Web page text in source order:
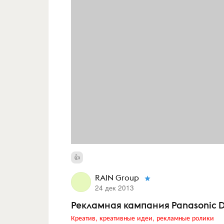
RAIN Group
24 дек 2013
Рекламная кампания Panasonic
Креатив, креативные идеи, рекламные ролики